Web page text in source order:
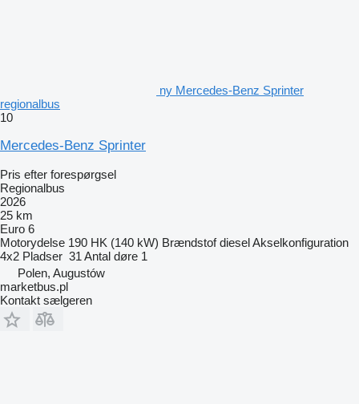
ny Mercedes-Benz Sprinter
regionalbus
10
Mercedes-Benz Sprinter
Pris efter forespørgsel
Regionalbus
2026
25 km
Euro 6
Motorydelse 190 HK (140 kW) Brændstof dieselAkselkonfiguration
4x2 Pladser 31 Antal døre 1
Polen, Augustów
marketbus.pl
Kontakt sælgeren